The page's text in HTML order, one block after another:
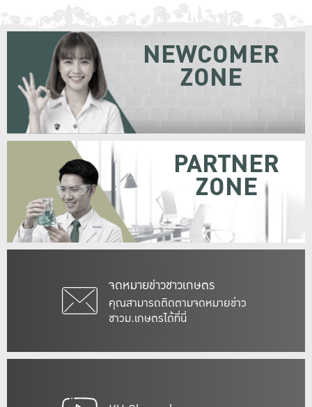
จดหมายข่าวชาวเกษตร
คุณสามารถติดตามจดหมายข่าว
ชาวม.เกษตรได้ที่นี่
NEWCOMER
ZONE
PARTNER
ZONE